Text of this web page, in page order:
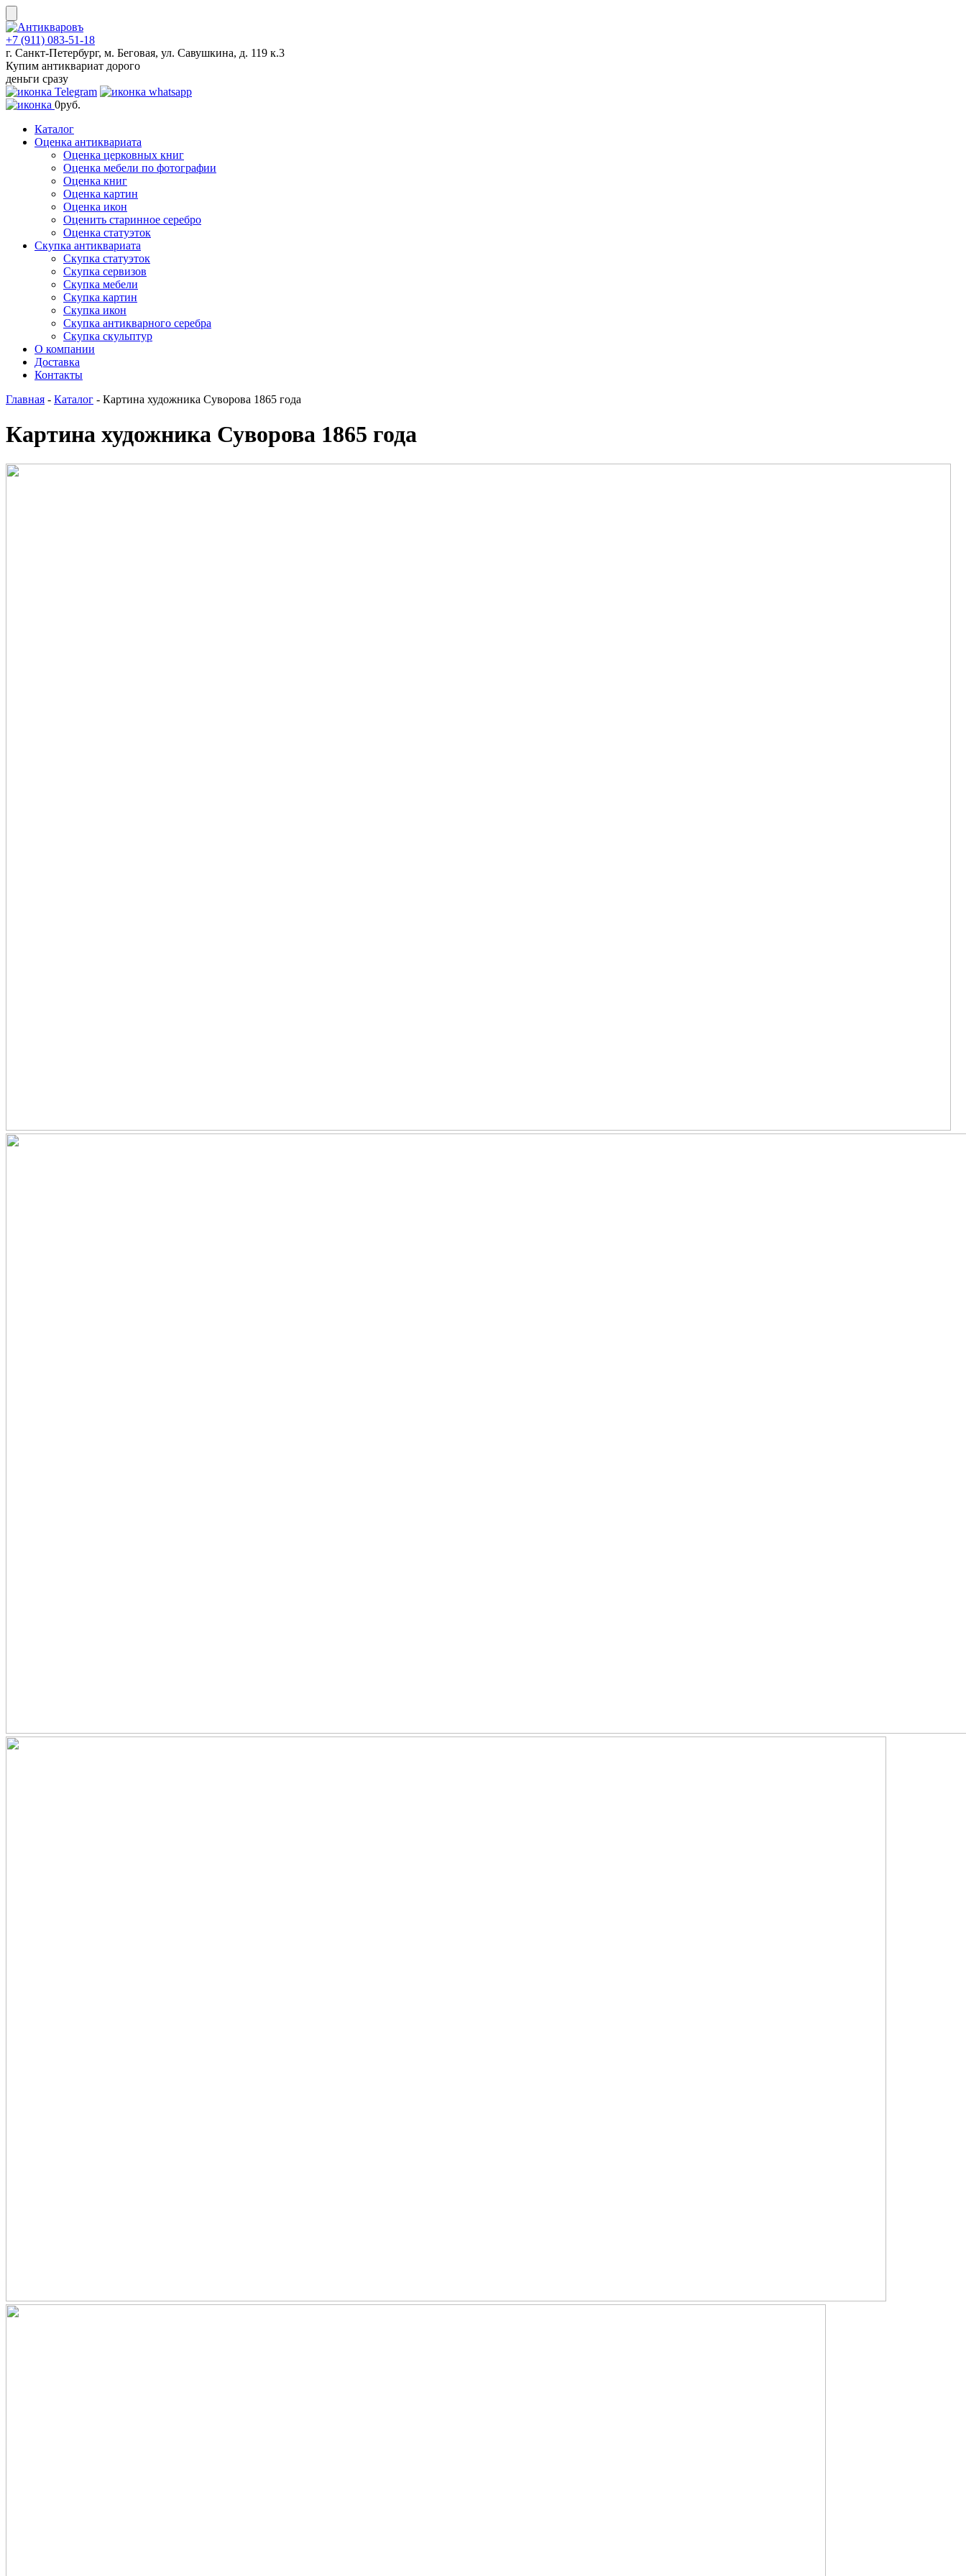
Skip
to
content
+7 (911) 083-51-18
г. Санкт-Петербург, м. Беговая, ул. Савушкина, д. 119 к.3
Купим антиквариат дорого
деньги сразу
0руб.
Каталог
Оценка антиквариата
Оценка церковных книг
Оценка мебели по фотографии
Оценка книг
Оценка картин
Оценка икон
Оценить старинное серебро
Оценка статуэток
Скупка антиквариата
Скупка статуэток
Скупка сервизов
Скупка мебели
Скупка картин
Скупка икон
Скупка антикварного серебра
Скупка скульптур
О компании
Доставка
Контакты
Главная - Каталог - Картина художника Суворова 1865 года
Картина художника Суворова 1865 года